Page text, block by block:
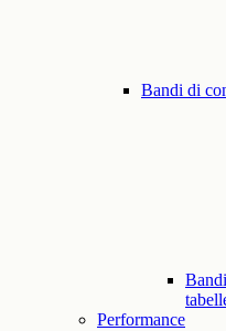
Bandi di
Performance